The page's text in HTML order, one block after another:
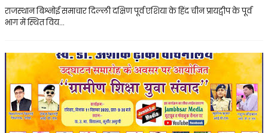
राजस्थान बिश्नोई समाचार दिल्ली दक्षिण पूर्व एशिया के हिंद चीन प्रायद्वीप के पूर्व
भाग में स्थित विय…